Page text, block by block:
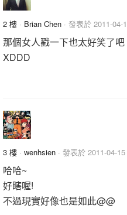
2 樓 · Brian Chen · 發表於 2011-04-
那個女人戳一下也太好笑了
XDDD
3 樓 · wenhsien · 發表於 2011-04-15
哈哈~
好瞎喔!
不過現實好像也是如此@@